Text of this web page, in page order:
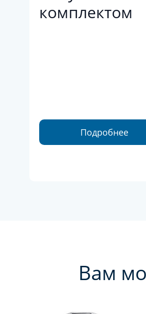
комплектом
Подробнее
Вам